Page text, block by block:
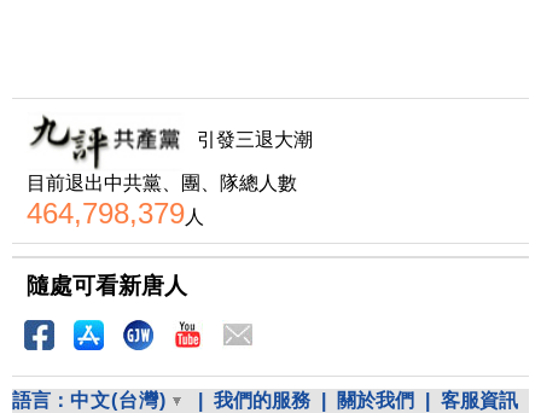
引發三退大潮
目前退出中共黨、團、隊總人數
464,798,379人
隨處可看新唐人
語言： 中文(台灣) 我們的服務 關於我們 客服資訊